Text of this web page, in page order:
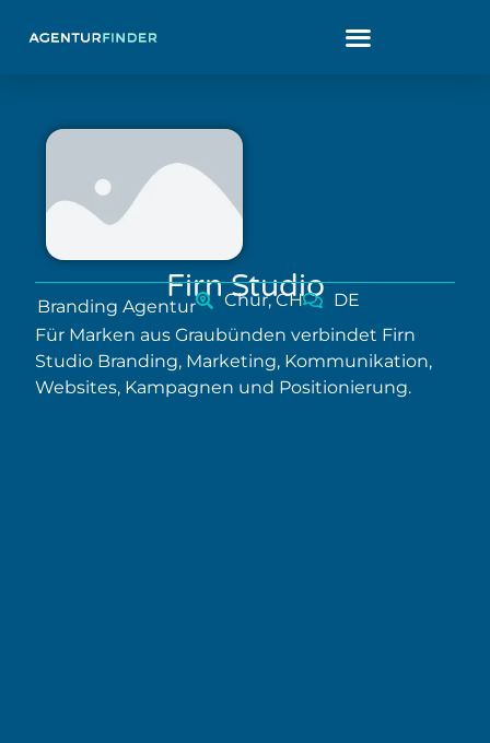
Firn Studio
Branding Agentur Chur, CH
DE
Für Marken aus Graubünden verbindet Firn
Studio Branding, Marketing, Kommunikation,
Websites, Kampagnen und Positionierung.